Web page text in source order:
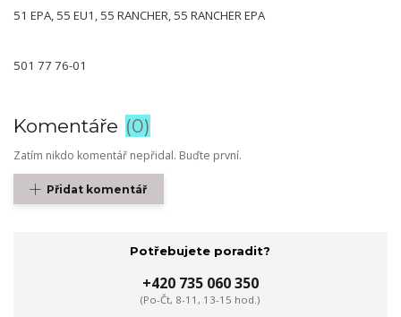
51 EPA, 55 EU1, 55 RANCHER, 55 RANCHER EPA
501 77 76-01
Komentáře 0
Zatím nikdo komentář nepřidal. Buďte první.
Přidat komentář
Potřebujete poradit?
+420 735 060 350
(Po-Čt, 8-11, 13-15 hod.)